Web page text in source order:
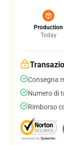
Production
Today
Consegna
Numero di
Rimborso